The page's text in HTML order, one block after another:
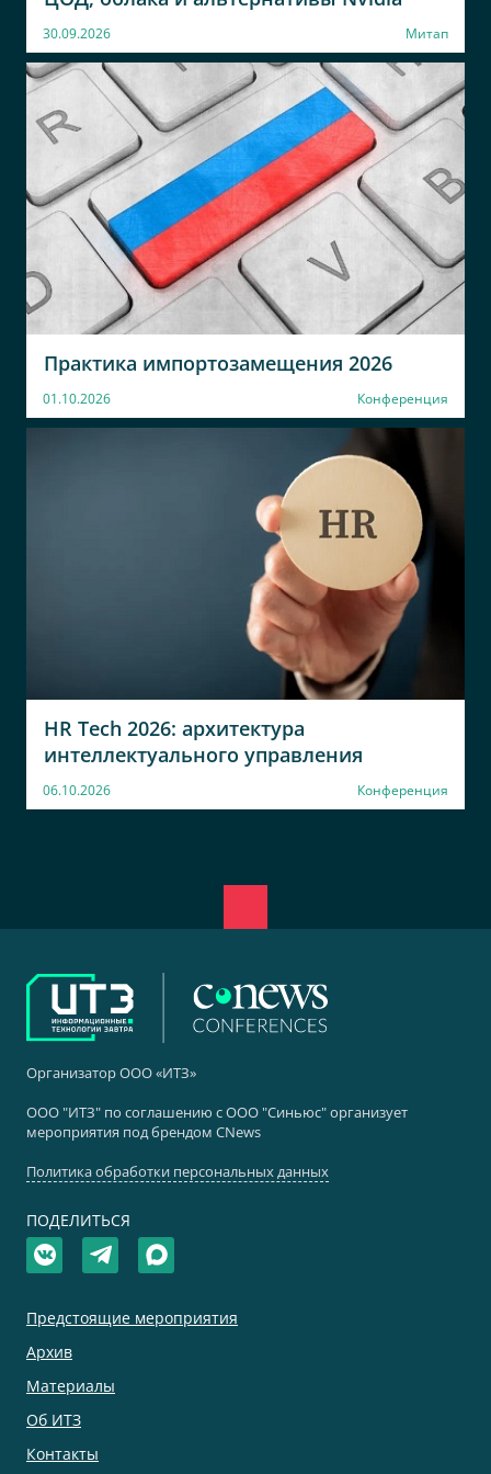
30.09.2026 Митап
Практика импортозамещения 2026
01.10.2026 Конференция
HR Tech 2026: архитектура
интеллектуального управления
06.10.2026 Конференция
Организатор ООО «ИТЗ»
ООО "ИТЗ" по соглашению с ООО "Синьюс" организует
мероприятия под брендом CNews
Политика обработки персональных данных
ПОДЕЛИТЬСЯ
Предстоящие мероприятия
Архив
Материалы
Об ИТЗ
Контакты